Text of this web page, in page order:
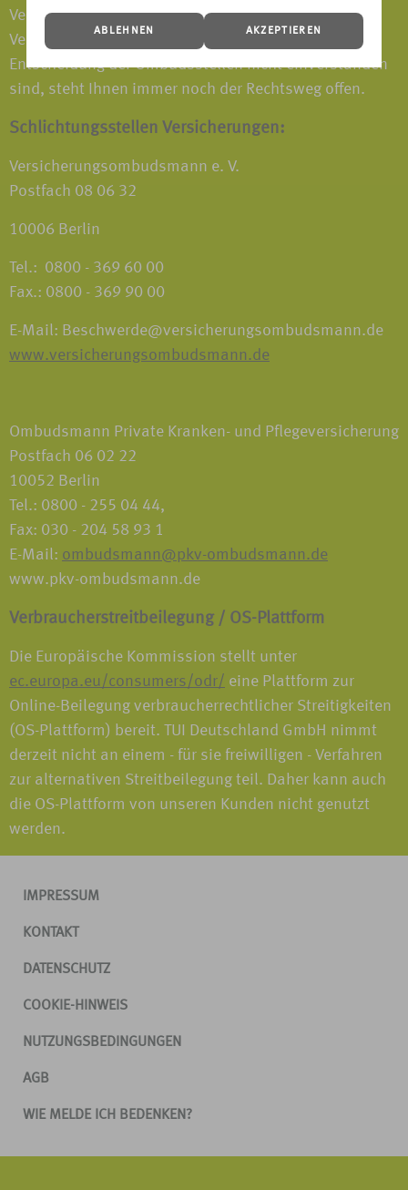
ABLEHNEN AKZEPTIEREN
Verbrauchern (Versicherungsnehmern) und
Versicherungsvermittlern. Wenn Sie mit einer
Entscheidung der Ombudsstellen nicht einverstanden
sind, steht Ihnen immer noch der Rechtsweg offen.
Schlichtungsstellen Versicherungen:
Versicherungsombudsmann e. V.
Postfach 08 06 32
10006 Berlin
Tel.: 0800 - 369 60 00
Fax.: 0800 - 369 90 00
E-Mail: Beschwerde@versicherungsombudsmann.de
www.versicherungsombudsmann.de
Ombudsmann Private Kranken- und Pflegeversicherung
Postfach 06 02 22
10052 Berlin
Tel.: 0800 - 255 04 44,
Fax: 030 - 204 58 93 1
E-Mail: ombudsmann@pkv-ombudsmann.de
www.pkv-ombudsmann.de
Verbraucherstreitbeilegung / OS-Plattform
Die Europäische Kommission stellt unter
ec.europa.eu/consumers/odr/ eine Plattform zur
Online-Beilegung verbraucherrechtlicher Streitigkeiten
(OS-Plattform) bereit. TUI Deutschland GmbH nimmt
derzeit nicht an einem - für sie freiwilligen - Verfahren
zur alternativen Streitbeilegung teil. Daher kann auch
die OS-Plattform von unseren Kunden nicht genutzt
werden.
IMPRESSUM
KONTAKT
DATENSCHUTZ
COOKIE-HINWEIS
NUTZUNGSBEDINGUNGEN
AGB
WIE MELDE ICH BEDENKEN?